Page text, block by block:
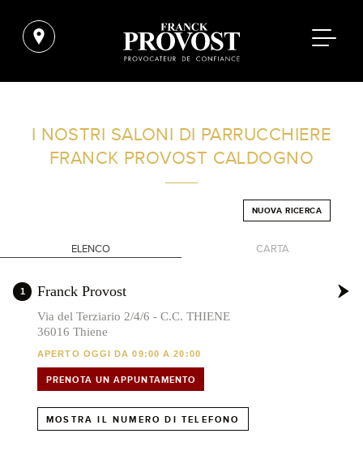
FILTRI AVANZATI
I NOSTRI SALONI DI PARRUCCHIERE
FRANCK PROVOST CALDOGNO
NUOVA RICERCA
ELENCO CARTA
+
1 Franck Provost
Via del Terziario 2/4/6 - C.C. THIENE
36016 Thiene
APERTO OGGI DA 09:00 A 20:00
PRENOTA UN APPUNTAMENTO
MOSTRA IL NUMERO DI TELEFONO